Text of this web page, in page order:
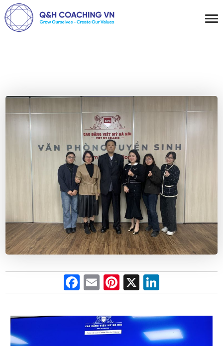
F
a
ce
b
E
m
ail
Pi
nt
er
es
X
n
ke
dI